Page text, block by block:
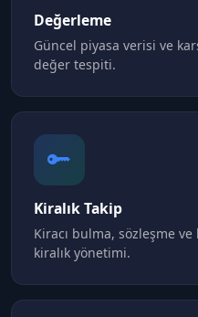
Değerleme
Güncel piyasa verisi ve
değer tespiti.
Kiralık Takip
Kiracı bulma, sözleşme
kiralık yönetimi.